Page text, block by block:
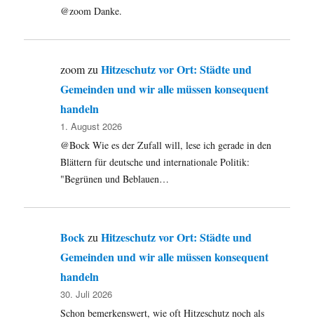
@zoom Danke.
zoomzuHitzeschutz vor Ort: Städte und
Gemeinden und wir alle müssen konsequent
handeln
1. August 2026
@Bock Wie es der Zufall will, lese ich gerade in den
Blättern für deutsche und internationale Politik:
"Begrünen und Beblauen…
BockzuHitzeschutz vor Ort: Städte und
Gemeinden und wir alle müssen konsequent
handeln
30. Juli 2026
Schon bemerkenswert, wie oft Hitzeschutz noch als